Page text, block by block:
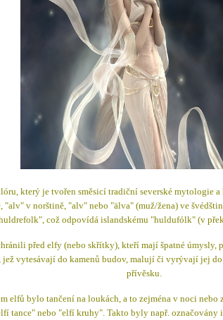
který je tvořen směsicí tradiční severské mytologie
"alv" v norštině, "alv" nebo "älva" (muž/žena) ve
což odpovídá islandskému "huldufólk" (v
před elfy (nebo skřítky), kteří mají špatné úmysly,
jež vytesávají do kamenů budov, malují či vyrývají jej
přívěsku.
elfů bylo tančení na loukách, a to zejména v noci nebo
tance" nebo "elfí kruhy". Takto byly např. označovány